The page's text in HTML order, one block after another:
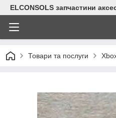
ELCONSOLS запчастини
Товари та послуги